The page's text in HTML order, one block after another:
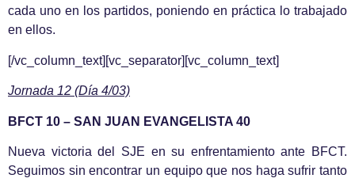
cada uno en los partidos, poniendo en práctica lo trabajado
en ellos.
[/vc_column_text][vc_separator][vc_column_text]
Jornada 12 (Día 4/03)
BFCT 10 – SAN JUAN EVANGELISTA 40
Nueva victoria del SJE en su enfrentamiento ante BFCT.
Seguimos sin encontrar un equipo que nos haga sufrir tanto